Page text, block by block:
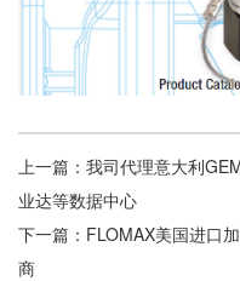
上一篇： 我司代理意大利
业达等数据中心
下一篇： FLOMAX美国进口
商